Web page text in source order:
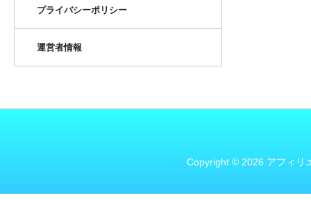
プライバシーポリシー
運営者情報
Copyright © 2026 アフィリ